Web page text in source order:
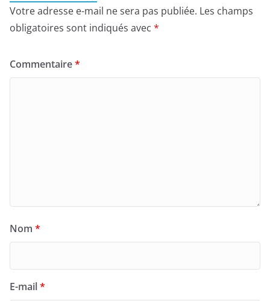
Votre adresse e-mail ne sera pas publiée. Les champs
obligatoires sont indiqués avec *
Commentaire*
Nom *
E-mail*